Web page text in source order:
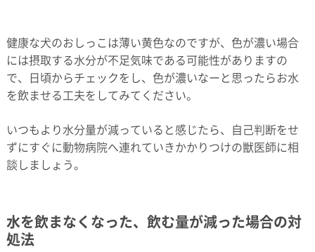
健康な犬のおしっこは薄い黄色なのですが、色が濃い場合
には摂取する水分が不足気味である可能性がありますの
で、日頃からチェックをし、色が濃いなーと思ったらお水
を飲ませる工夫をしてみてください。
いつもより水分量が減っていると感じたら、自己判断をせ
ずにすぐに動物病院へ連れていきかかりつけの獣医師に相
談しましょう。
水を飲まなくなった、飲む量が減った場合の対
処法